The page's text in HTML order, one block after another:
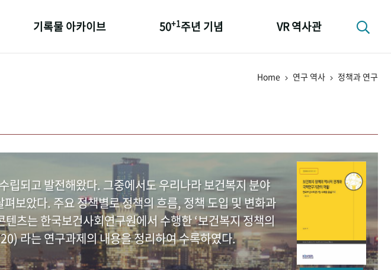
기록물 아카이브 50+1주년 기념 VR 역사관
Home 연구 역사 정책과 연구
립되고 발전해왔다. 그중에서도 우리나라 보건복지 분야
보았다. 주요 정책별로 정책의 흐름, 정책 도입 및 변화과
츠는 한국보건사회연구원에서 수행한 ‘보건복지 정책의
라는 연구과제의 내용을 정리하여 수록하였다.